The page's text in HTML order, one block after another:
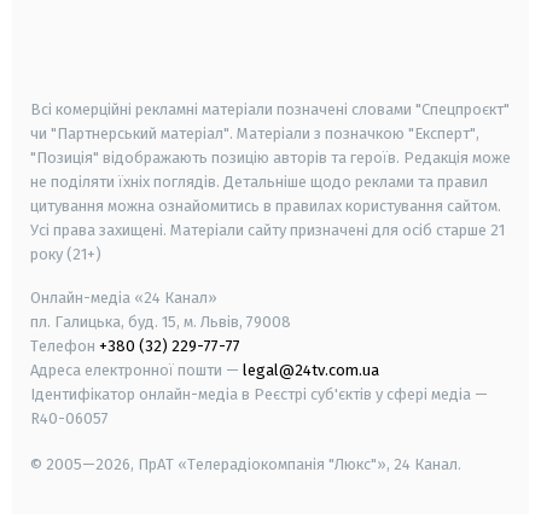
Всі комерційні рекламні матеріали позначені словами "Спецпроєкт"
чи "Партнерський матеріал". Матеріали з позначкою "Експерт",
"Позиція" відображають позицію авторів та героїв. Редакція може
не поділяти їхніх поглядів. Детальніше щодо реклами та правил
цитування можна ознайомитись в правилах користування сайтом.
Усі права захищені. Матеріали сайту призначені для осіб старше 21
року (21+)
Онлайн-медіа «24 Канал»
пл. Галицька, буд. 15, м. Львів, 79008
Телефон +380 (32) 229-77-77
Адреса електронної пошти — legal@24tv.com.ua
Ідентифікатор онлайн-медіа в Реєстрі суб'єктів у сфері медіа —
R40-06057
© 2005—2026, ПрАТ «Телерадіокомпанія "Люкс"», 24 Канал.